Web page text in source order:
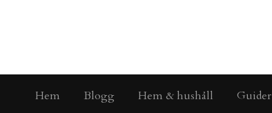
Hem Blogg Hem & hushåll Guider